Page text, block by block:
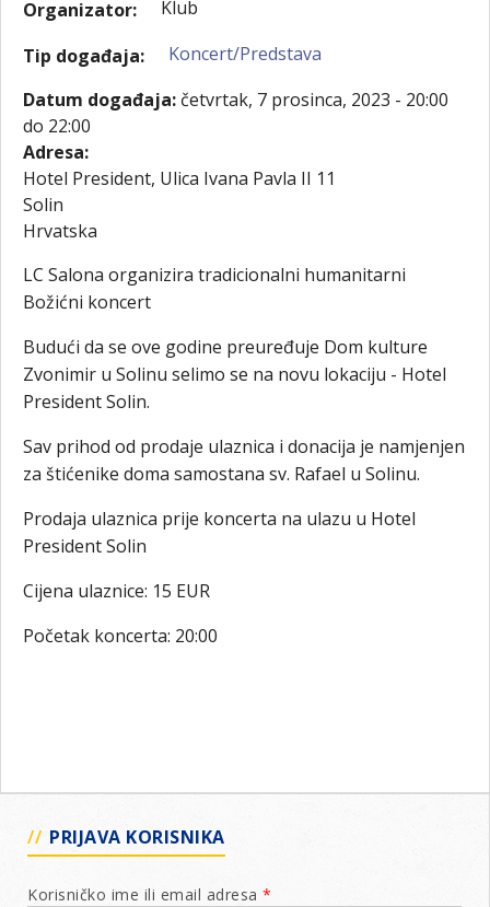
Organizator:
Klub
Tip događaja:
Koncert/Predstava
Datum događaja: četvrtak, 7 prosinca, 2023 - 20:00
do 22:00
Adresa:
Hotel President, Ulica Ivana Pavla II 11
Solin
Hrvatska
LC Salona organizira tradicionalni humanitarni
Božićni koncert
Budući da se ove godine preuređuje Dom kulture
Zvonimir u Solinu selimo se na novu lokaciju - Hotel
President Solin.
Sav prihod od prodaje ulaznica i donacija je namjenjen
za štićenike doma samostana sv. Rafael u Solinu.
Prodaja ulaznica prije koncerta na ulazu u Hotel
President Solin
Cijena ulaznice: 15 EUR
Početak koncerta: 20:00
PRIJAVA KORISNIKA
Korisničko ime ili email adresa *